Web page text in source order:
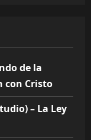
de la
con Cristo
– La Ley